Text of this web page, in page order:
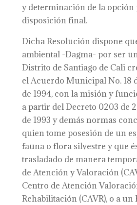
y determinación de la opción
disposición final.
Dicha Resolución dispone
ambiental -Dagma- por ser
Distrito de Santiago de Cali
el Acuerdo Municipal No. 18
de 1994, con la misión y
a partir del Decreto 0203 de
de 1993 y demás normas
quien tome posesión de un
fauna o flora silvestre y que
trasladado de manera
de Atención y Valoración
Centro de Atención
Rehabilitación (CAVR), o a un